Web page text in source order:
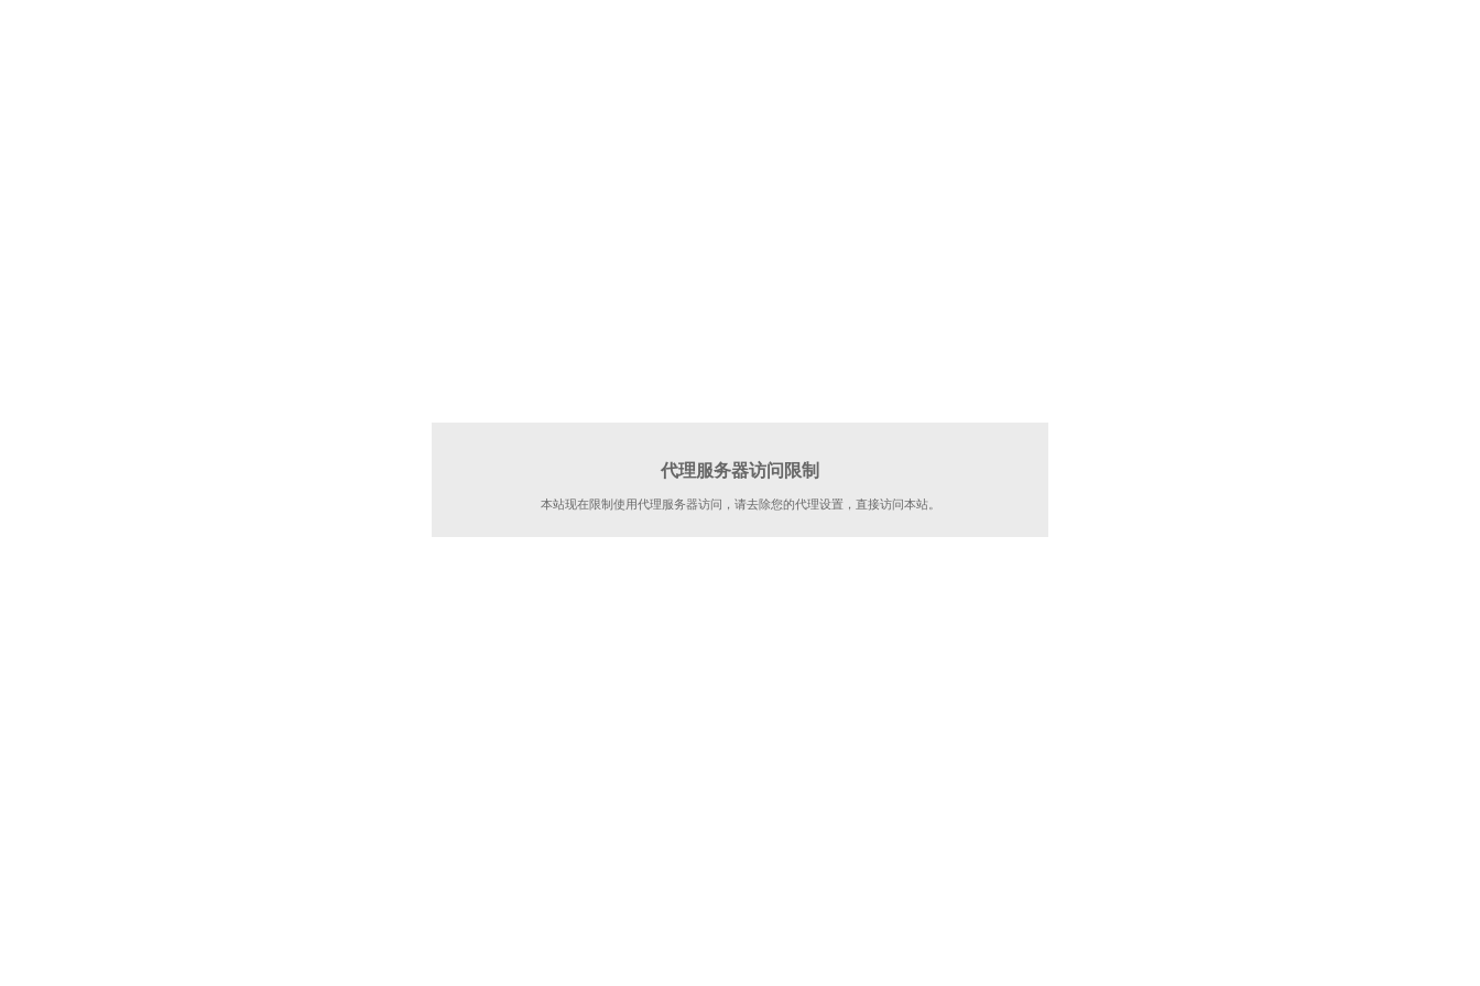
代理服务器访问限制
本站现在限制使用代理服务器访问，请去除您的代理设置，直接访问本站。